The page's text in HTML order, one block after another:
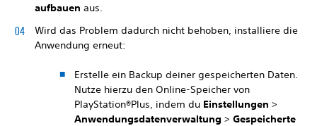
aufbauen aus.
Wird das Problem dadurch nicht behoben, installiere die
Anwendung erneut:
Erstelle ein Backup deiner gespeicherten Daten.
Nutze hierzu den Online-Speicher von
PlayStation®Plus, indem du Einstellungen >
Anwendungsdatenverwaltung > Gespeicherte